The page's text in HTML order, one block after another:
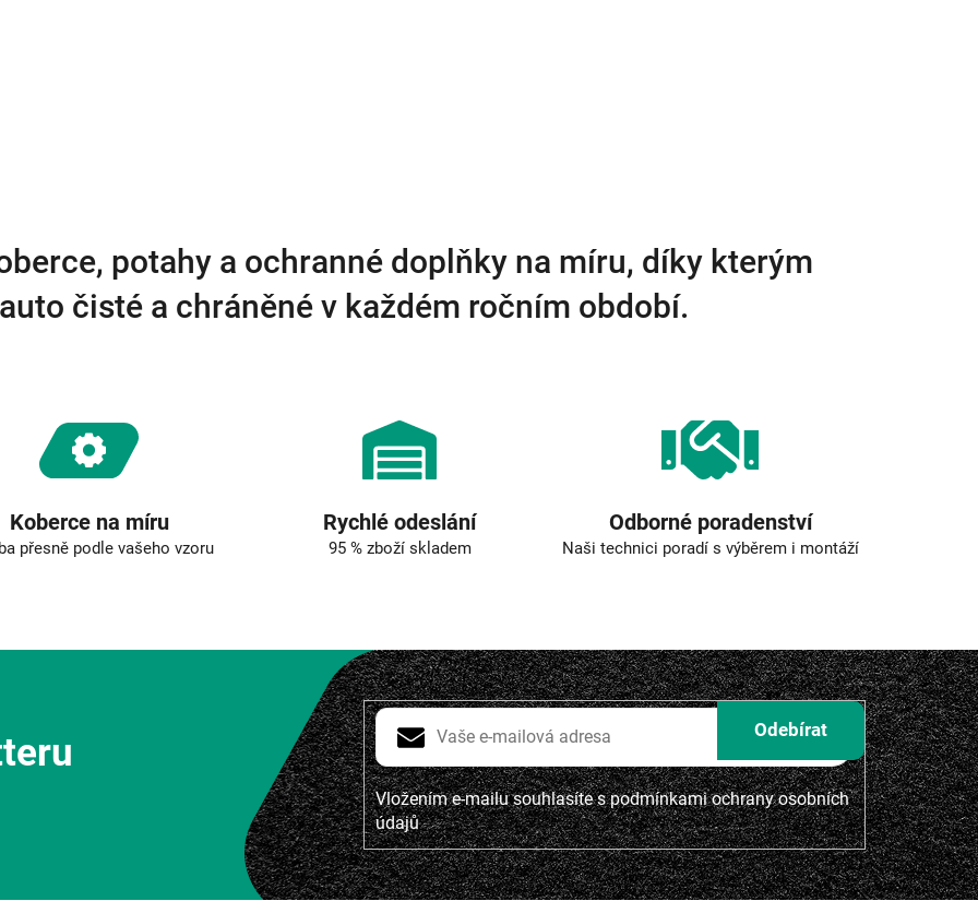
potahy a ochranné doplňky na míru, díky kterým
čisté a chráněné v každém ročním období.
Koberce na míru
přesně podle vašeho vzoru
Rychlé odeslání
95 % zboží skladem
Odborné poradenství
Naši technici poradí s výběrem i montáží
Vložením e-mailu souhlasíte spodmínkami ochrany osobních
údajů